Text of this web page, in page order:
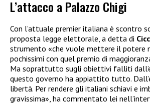
L’attacco a Palazzo Chigi
Con l’attuale premier italiana è scontro
proposta legge elettorale, a detta di
strumento «che vuole mettere il potere
pochissimi con quel premio di
Ma soprattutto sugli obiettivi falliti
questo governo ha appiattito tutto.
libertà. Per rendere gli italiani schiavi e
gravissima», ha commentato lei